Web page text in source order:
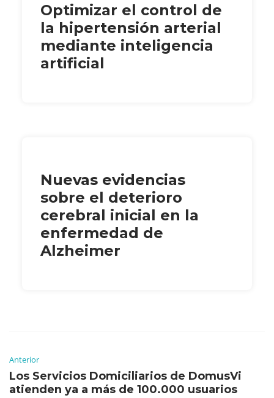
Optimizar el control de
la hipertensión arterial
mediante inteligencia
artificial
Nuevas evidencias
sobre el deterioro
cerebral inicial en la
enfermedad de
Alzheimer
Anterior
Los Servicios Domiciliarios de DomusVi
atienden ya a más de 100.000 usuarios